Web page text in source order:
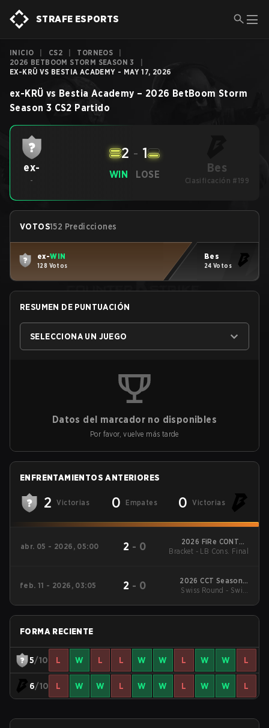
STRAFE ESPORTS
INICIO CS2 TORNEOS
2026 BETBOOM STORM SEASON 3
EX-KRÜ VS BESTIA ACADEMY - MAY 17, 2026
ex-KRÜ vs Bestia Academy – 2026 BetBoom Storm
Season 3 CS2 Partido
ex-
-
WIN
2 - 1
LOSE Bes
Clasificación #199
VOTOS152 Predicciones
ex-WIN
128 Votos
Bes
24 Votos
RESUMEN DE PUNTUACIÓN
SELECCIONA UN JUEGO
Datos del marcador no disponibles
Por favor, vuelve más tarde
ENFRENTAMIENTOS ANTERIORES
2 Victorias 0 Empates 0 Victorias
abr. 05 - 2026, 05:00 2 - 0
2026 FiRe CONTER
Season 3
Bracket - LB Cons. Final
feb. 11 - 2026, 03:05 2 - 0
2026 CCT Season 3
South American
Swiss Round - Swiss
FORMA RECIENTE
5/10 L W L L W W L W W L
6/10 L W W L W W L W W L